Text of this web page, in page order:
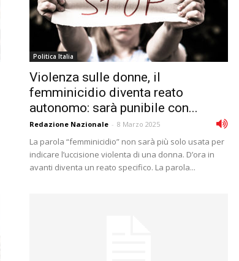
Politica Italia
Violenza sulle donne, il
femminicidio diventa reato
autonomo: sarà punibile con...
Redazione Nazionale - 8 Marzo 2025
La parola “femminicidio” non sarà più solo usata per
indicare l’uccisione violenta di una donna. D’ora in
avanti diventa un reato specifico. La parola...